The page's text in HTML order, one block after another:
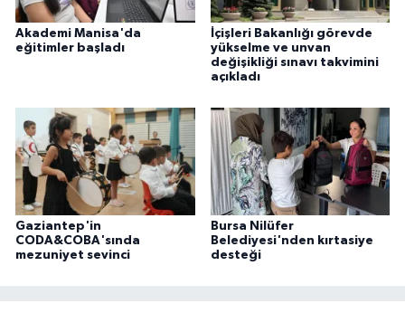
Akademi Manisa'da
eğitimler başladı
İçişleri Bakanlığı görevde
yükselme ve unvan
değişikliği sınavı takvimini
açıkladı
Gaziantep'in
CODA&COBA'sında
mezuniyet sevinci
Bursa Nilüfer
Belediyesi'nden kırtasiye
desteği